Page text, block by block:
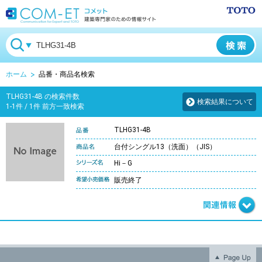
ホーム 品番・商品名検索
TLHG31-4B の検索件数
1-1件 / 1件 前方一致検索
検索結果について
TLHG31-4B
台付シングル13（洗面）（JIS）
Hi－G
販売終了